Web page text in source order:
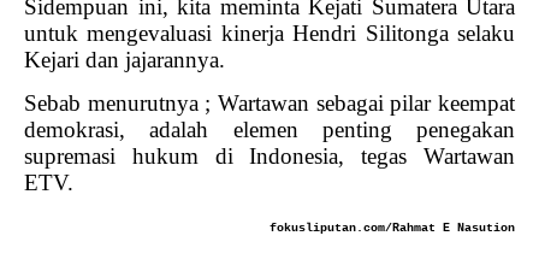
Sidempuan ini, kita meminta Kejati Sumatera Utara
untuk mengevaluasi kinerja Hendri Silitonga selaku
Kejari dan jajarannya.
Sebab menurutnya ; Wartawan sebagai pilar keempat
demokrasi, adalah elemen penting penegakan
supremasi hukum di Indonesia, tegas Wartawan
ETV.
fokusliputan.com/Rahmat E Nasution